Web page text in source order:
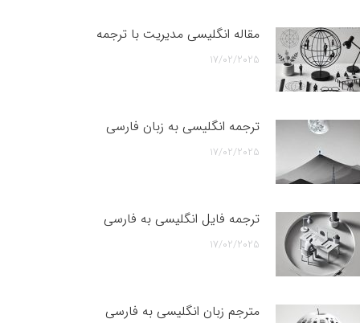
مقاله انگلیسی مدیریت با ترجمه
17/02/2025
ترجمه انگلیسی به زبان فارسی
17/02/2025
ترجمه فایل انگلیسی به فارسی
17/02/2025
مترجم زبان انگلیسی به فارسی